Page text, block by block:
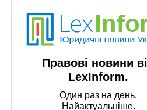
Правові новини
LexInform.
Один раз на день.
Найактуальніше.